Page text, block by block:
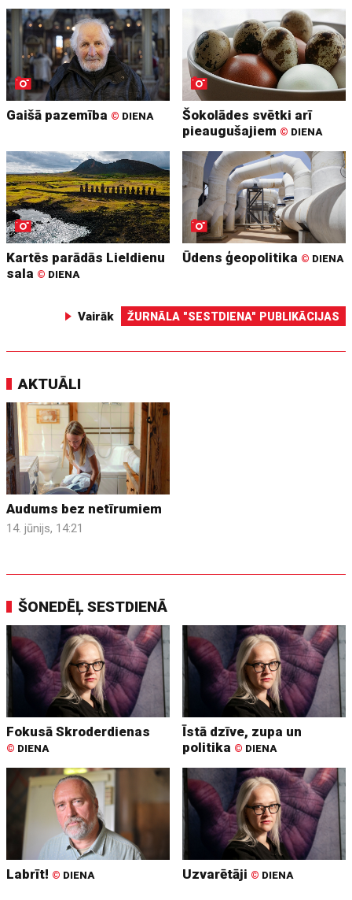
Gaišā pazemība © DIENA
Šokolādes svētki arī
pieaugušajiem © DIENA
Kartēs parādās Lieldienu
sala © DIENA
Ūdens ģeopolitika © DIENA
Vairāk ŽURNĀLA "SESTDIENA" PUBLIKĀCIJAS
AKTUĀLI
Audums bez netīrumiem
14. jūnijs, 14:21
ŠONEDĒĻ SESTDIENĀ
Fokusā Skroderdienas
© DIENA
Īstā dzīve, zupa un
politika © DIENA
Labrīt! © DIENA Uzvarētāji © DIENA